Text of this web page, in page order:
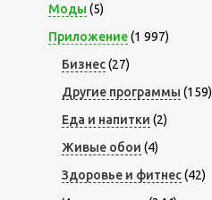
Моды (5)
Приложение(1 997)
Бизнес(27)
Другие программы (159)
Еда и напитки (2)
Живые обои (4)
Здоровье и фитнес(42)